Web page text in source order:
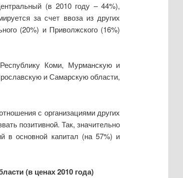
(в 2010 году – 44%),
за счет ввоза из других
(20%) и Приволжского (16%)
Коми, Мурманскую и
и Самарскую области,
с организациями других
позитивной. Так, значительно
в основной капитал (на 57%) и
(в ценах 2010 года)